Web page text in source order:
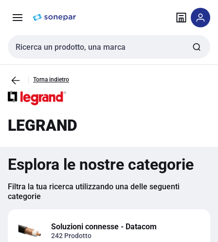
navigazione alla
Cerca input
Torna indietro
LEGRAND
Esplora le nostre categorie
Filtra la tua ricerca utilizzando una delle seguenti
categorie
Soluzioni connesse - Datacom
242 Prodotto